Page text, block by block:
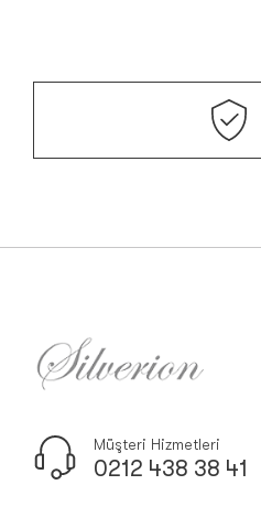
Müşteri Hizmetleri
0212 438 38 41